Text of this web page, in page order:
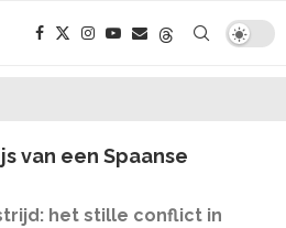
van een Spaanse
het stille conflict in